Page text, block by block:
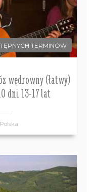
TERMINÓW
wędrowny (łatwy)
dni 13-17 lat
Polska